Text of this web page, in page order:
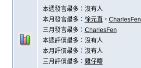
本週發言最多：沒有人
本月發言最多： 徐元直 ， CharlesFen
三月發言最多： CharlesFen
本週評價最多：沒有人
本月評價最多：沒有人
三月評價最多： 雞仔嘜